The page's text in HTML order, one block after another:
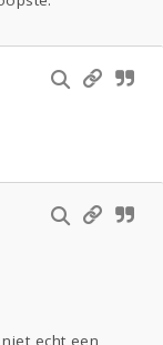
echt een